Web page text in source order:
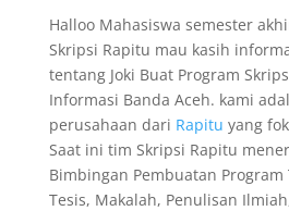
Halloo Mahasiswa semester
Skripsi Rapitu mau kasih
tentang Joki Buat Program
Informasi Banda Aceh. kami
perusahaan dari Rapitu yang
Saat ini tim Skripsi Rapitu
Bimbingan Pembuatan Program
Tesis, Makalah, Penulisan